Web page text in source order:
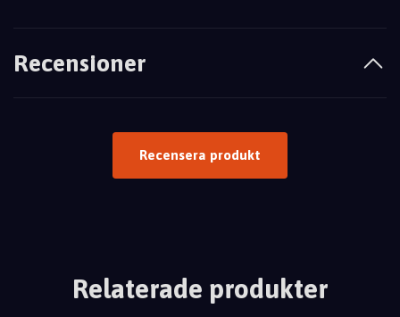
Recensioner
Recensera produkt
Relaterade produkter